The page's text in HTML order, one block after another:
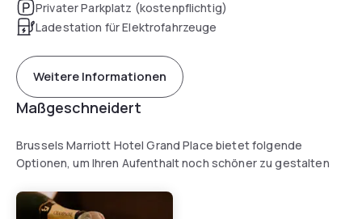
Privater Parkplatz (kostenpflichtig)
Ladestation für Elektrofahrzeuge
Weitere Informationen
Maßgeschneidert
Brussels Marriott Hotel Grand Place bietet folgende
Optionen, um Ihren Aufenthalt noch schöner zu gestalten